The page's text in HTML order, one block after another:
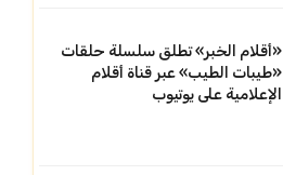
«أقلام الخبر» تطلق سلسلة حلقات
«طيبات الطيب» عبر قناة أقلام
الإعلامية على يوتيوب